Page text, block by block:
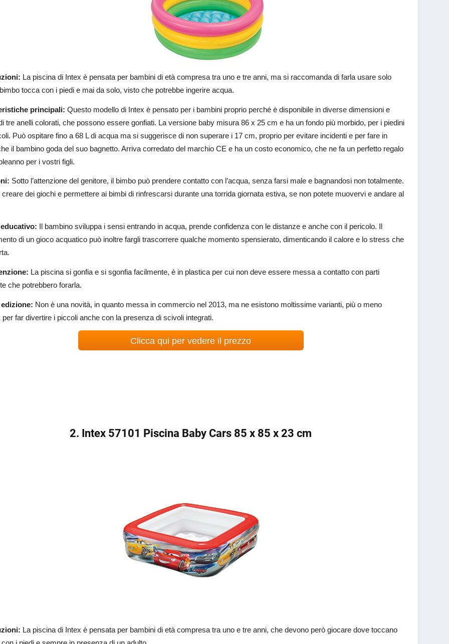
La piscina di Intex è pensata per bambini di età compresa tra uno e tre anni, ma si raccomanda di farla usare solo
tocca con i piedi e mai da solo, visto che potrebbe ingerire acqua.
principali: Questo modello di Intex è pensato per i bambini proprio perché è disponibile in diverse dimensioni e
tre anelli colorati, che possono essere gonfiati. La versione baby misura 86 x 25 cm e ha un fondo più morbido, per i piedini
Può ospitare fino a 68 L di acqua ma si suggerisce di non superare i 17 cm, proprio per evitare incidenti e per fare in
il bambino goda del suo bagnetto. Arriva corredato del marchio CE e ha un costo economico, che ne fa un perfetto regalo
per i vostri figli.
Sotto l’attenzione del genitore, il bimbo può prendere contatto con l’acqua, senza farsi male e bagnandosi non totalmente.
creare dei giochi e permettere ai bimbi di rinfrescarsi durante una torrida giornata estiva, se non potete muovervi e andare al
Il bambino sviluppa i sensi entrando in acqua, prende confidenza con le distanze e anche con il pericolo. Il
di un gioco acquatico può inoltre fargli trascorrere qualche momento spensierato, dimenticando il calore e lo stress che
La piscina si gonfia e si sgonfia facilmente, è in plastica per cui non deve essere messa a contatto con parti
che potrebbero forarla.
Non è una novità, in quanto messa in commercio nel 2013, ma ne esistono moltissime varianti, più o meno
per far divertire i piccoli anche con la presenza di scivoli integrati.
Clicca qui per vedere il prezzo
2. Intex 57101 Piscina Baby Cars 85 x 85 x 23 cm
La piscina di Intex è pensata per bambini di età compresa tra uno e tre anni, che devono però giocare dove toccano